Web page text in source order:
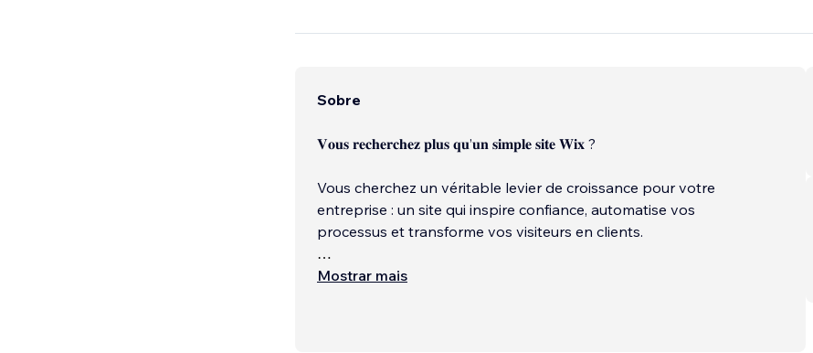
Sobre
𝐕𝐨𝐮𝐬 𝐫𝐞𝐜𝐡𝐞𝐫𝐜𝐡𝐞𝐳 𝐩𝐥𝐮𝐬 𝐪𝐮’𝐮𝐧 𝐬𝐢𝐦𝐩𝐥𝐞 𝐬𝐢𝐭𝐞 𝐖𝐢𝐱 ?
Vous cherchez un véritable levier de croissance pour votre
entreprise : un site qui inspire confiance, automatise vos
processus et transforme vos visiteurs en clients.
Chez P’tit Kiwi, nous concevons des sites Wix Studio sur mesure
Mostrar mais